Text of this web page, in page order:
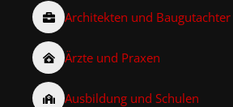
Architekten und Baugutachter
Ärzte und Praxen
Ausbildung und Schulen